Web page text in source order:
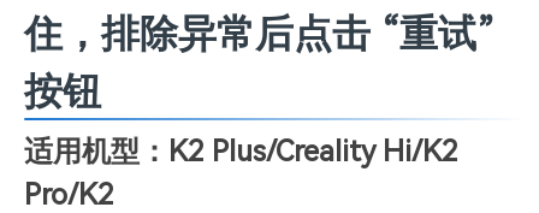
住，排除异常后点击 “重试”
按钮
适用机型：K2 Plus/Creality Hi/K2
Pro/K2